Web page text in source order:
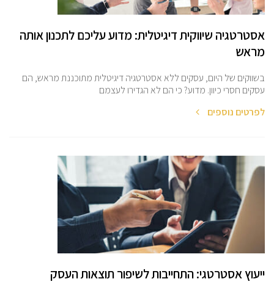
אסטרטגיה שיווקית דיגיטלית: מדוע עליכם לתכנון אותה
מראש
בשווקים של היום, עסקים ללא אסטרטגיה דיגיטלית מתוכננת מראש, הם
עסקים חסרי כיוון. מדוע? כי הם לא הגדירו לעצמם
לפרטים נוספים
ייעוץ אסטרטגי: התחייבות לשיפור תוצאות העסק